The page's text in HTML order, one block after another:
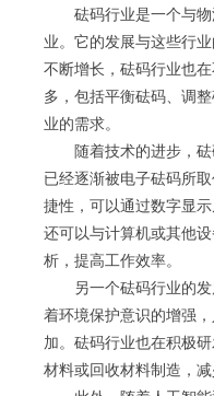
砝码行业是一个与
业。它的发展与这些行
不断增长，砝码行业也
多，包括平衡砝码、调
业的需求。
随着技术的进步，
已经逐渐被电子砝码所
捷性，可以通过数字显
还可以与计算机或其他
析，提高工作效率。
另一个砝码行业的
着环境保护意识的增强
加。砝码行业也在积极
材料或回收材料制造，减